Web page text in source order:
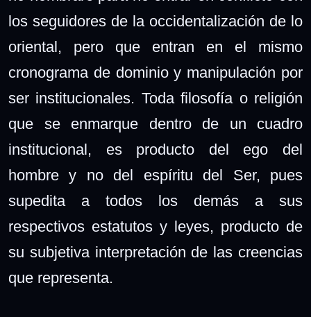
los seguidores de la occidentalización de lo
oriental, pero que entran en el mismo
cronograma de dominio y manipulación por
ser institucionales. Toda filosofía o religión
que se enmarque dentro de un cuadro
institucional, es producto del ego del
hombre y no del espíritu del Ser, pues
supedita a todos los demás a sus
respectivos estatutos y leyes, producto de
su subjetiva interpretación de las creencias
que representa.